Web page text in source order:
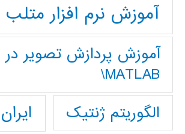
آموزش نرم افزار متلب
آموزش پردازش تصوير در
MATLAB\
الگوریتم ژنتیک